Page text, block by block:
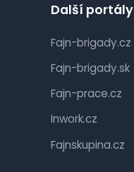
Další portály
Fajn-brigady.cz
Fajn-brigady.sk
Fajn-prace.cz
Inwork.cz
Fajnskupina.cz